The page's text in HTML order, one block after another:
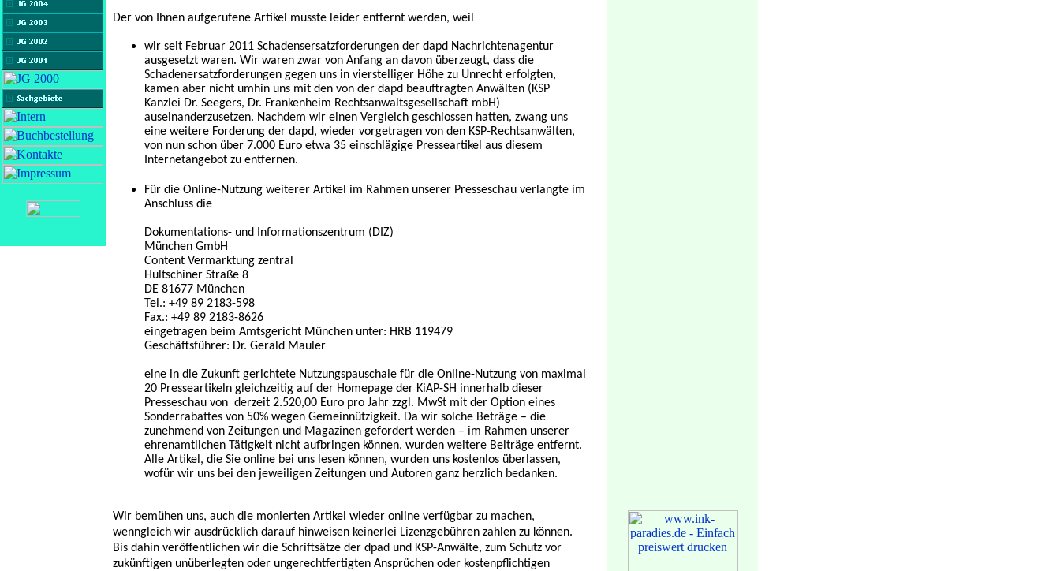
Der von Ihnen aufgerufene Artikel musste leider entfernt werden, weil
wir seit Februar 2011 Schadensersatzforderungen der dapd Nachrichtenagentur
ausgesetzt waren. Wir waren zwar von Anfang an davon überzeugt, dass die
Schadenersatzforderungen gegen uns in vierstelliger Höhe zu Unrecht erfolgten,
kamen aber nicht umhin uns mit den von der dapd beauftragten Anwälten (KSP
Kanzlei Dr. Seegers, Dr. Frankenheim Rechtsanwaltsgesellschaft mbH)
auseinanderzusetzen. Nachdem wir einen Vergleich geschlossen hatten, zwang uns
eine weitere Forderung der dapd, wieder vorgetragen von den KSP-Rechtsanwälten,
von nun schon über 7.000 Euro etwa 35 einschlägige Presseartikel aus diesem
Internetangebot zu entfernen.
Für die Online-Nutzung weiterer Artikel im Rahmen unserer Presseschau verlangte im
Anschluss die
Dokumentations- und Informationszentrum (DIZ)
München GmbH
Content Vermarktung zentral
Hultschiner Straße 8
DE 81677 München
Tel.: +49 89 2183-598
Fax.: +49 89 2183-8626
eingetragen beim Amtsgericht München unter: HRB 119479
Geschäftsführer: Dr. Gerald Mauler
eine in die Zukunft gerichtete Nutzungspauschale für die Online-Nutzung von maximal
20 Presseartikeln gleichzeitig auf der Homepage der KiAP-SH innerhalb dieser
Presseschau von derzeit 2.520,00 Euro pro Jahr zzgl. MwSt mit der Option eines
Sonderrabattes von 50% wegen Gemeinnützigkeit. Da wir solche Beträge – die
zunehmend von Zeitungen und Magazinen gefordert werden – im Rahmen unserer
ehrenamtlichen Tätigkeit nicht aufbringen können, wurden weitere Beiträge entfernt.
Alle Artikel, die Sie online bei uns lesen können, wurden uns kostenlos überlassen,
wofür wir uns bei den jeweiligen Zeitungen und Autoren ganz herzlich bedanken.
Wir bemühen uns, auch die monierten Artikel wieder online verfügbar zu machen,
wenngleich wir ausdrücklich darauf hinweisen keinerlei Lizenzgebühren zahlen zu können.
Bis dahin veröffentlichen wir die Schriftsätze der dpad und KSP-Anwälte, zum Schutz vor
zukünftigen unüberlegten oder ungerechtfertigten Ansprüchen oder kostenpflichtigen